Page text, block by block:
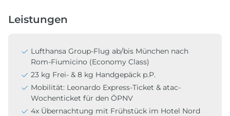
Leistungen
Lufthansa Group-Flug ab/bis München nach
Rom-Fiumicino (Economy Class)
23 kg Frei- & 8 kg Handgepäck p.P.
Mobilität: Leonardo Express-Ticket & atac-
Wochenticket für den ÖPNV
4x Übernachtung mit Frühstück im Hotel Nord